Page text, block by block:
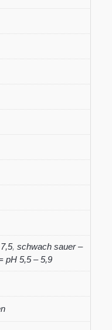
, schwach sauer –
pH 5,5 – 5,9